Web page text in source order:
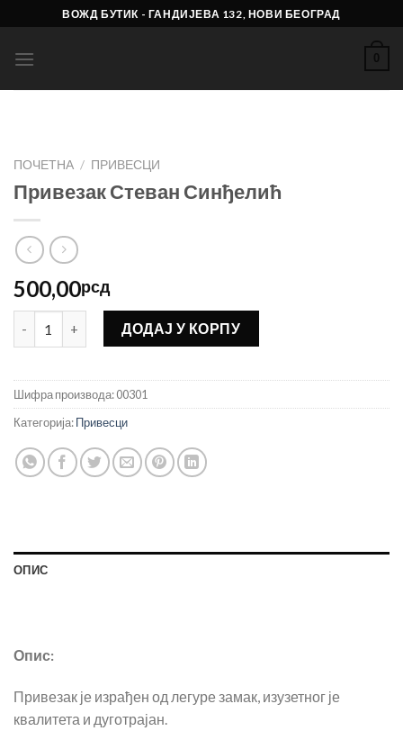
to
content
ВОЖД БУТИК - ГАНДИЈЕВА 132, НОВИ БЕОГРАД
0
ПОЧЕТНА / ПРИВЕСЦИ
Привезак Стеван Синђелић
500,00рсд
Привезак Стеван Синђелић количина
ДОДАЈ У КОРПУ
Шифра производа:00301
Категорија:Привесци
ОПИС
Опис:
Привезак је израђен од легуре замак, изузетног је
квалитета и дуготрајан.